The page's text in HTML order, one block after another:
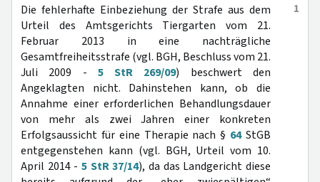
1
Die fehlerhafte Einbeziehung der Strafe aus dem
Urteil des Amtsgerichts Tiergarten vom 21.
Februar 2013 in eine nachträgliche
Gesamtfreiheitsstrafe (vgl. BGH, Beschluss vom 21.
Juli 2009 - 5 StR 269/09) beschwert den
Angeklagten nicht. Dahinstehen kann, ob die
Annahme einer erforderlichen Behandlungsdauer
von mehr als zwei Jahren einer konkreten
Erfolgsaussicht für eine Therapie nach § 64StGB
entgegenstehen kann (vgl. BGH, Urteil vom 10.
April 2014 - 5 StR 37/14), da das Landgericht diese